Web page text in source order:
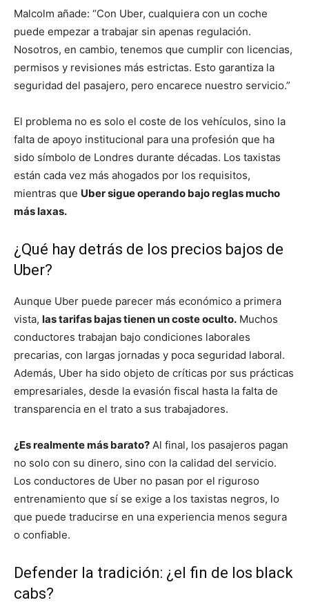
Malcolm añade: “Con Uber, cualquiera con un coche
puede empezar a trabajar sin apenas regulación.
Nosotros, en cambio, tenemos que cumplir con licencias,
permisos y revisiones más estrictas. Esto garantiza la
seguridad del pasajero, pero encarece nuestro servicio.”
El problema no es solo el coste de los vehículos, sino la
falta de apoyo institucional para una profesión que ha
sido símbolo de Londres durante décadas. Los taxistas
están cada vez más ahogados por los requisitos,
mientras que Uber sigue operando bajo reglas mucho
más laxas.
¿Qué hay detrás de los precios bajos de
Uber?
Aunque Uber puede parecer más económico a primera
vista, las tarifas bajas tienen un coste oculto. Muchos
conductores trabajan bajo condiciones laborales
precarias, con largas jornadas y poca seguridad laboral.
Además, Uber ha sido objeto de críticas por sus prácticas
empresariales, desde la evasión fiscal hasta la falta de
transparencia en el trato a sus trabajadores.
¿Es realmente más barato? Al final, los pasajeros pagan
no solo con su dinero, sino con la calidad del servicio.
Los conductores de Uber no pasan por el riguroso
entrenamiento que sí se exige a los taxistas negros, lo
que puede traducirse en una experiencia menos segura
o confiable.
Defender la tradición: ¿el fin de los black
cabs?